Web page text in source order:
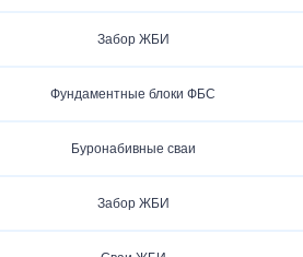
Забор ЖБИ
Фундаментные блоки ФБС
Буронабивные сваи
Забор ЖБИ